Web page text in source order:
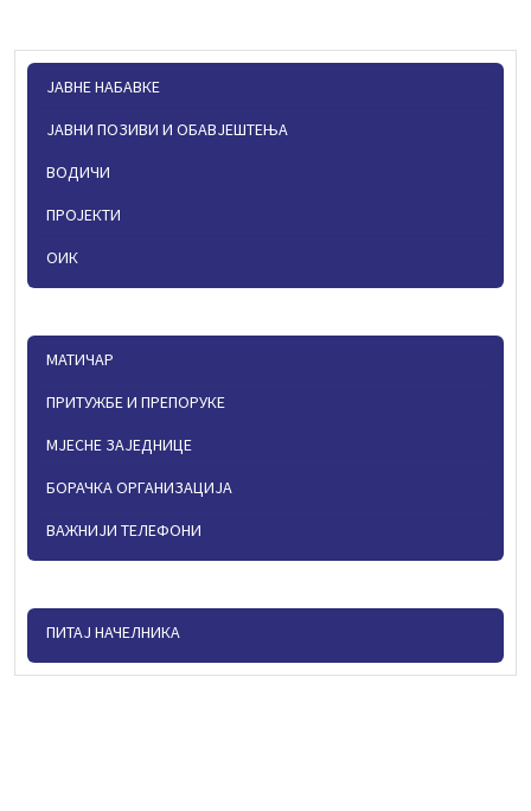
ЈАВНЕ НАБАВКЕ
ЈАВНИ ПОЗИВИ И ОБАВЈЕШТЕЊА
ВОДИЧИ
ПРОЈЕКТИ
ОИК
МАТИЧАР
ПРИТУЖБЕ И ПРЕПОРУКЕ
МЈЕСНЕ ЗАЈЕДНИЦЕ
БОРАЧКА ОРГАНИЗАЦИЈА
ВАЖНИЈИ ТЕЛЕФОНИ
ПИТАЈ НАЧЕЛНИКА